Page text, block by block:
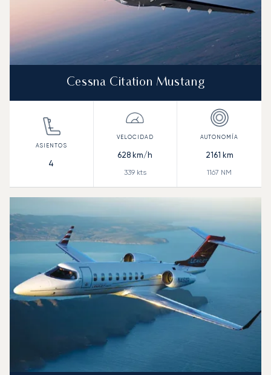
Cessna Citation Mustang
4
628 km/h
339kts
2161 km
1167 NM